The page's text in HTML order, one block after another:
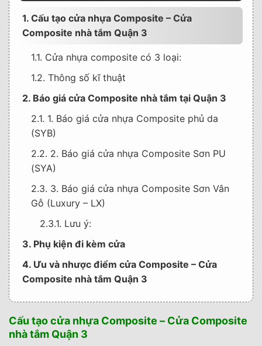
1. Cấu tạo cửa nhựa Composite – Cửa
Composite nhà tắm Quận 3
1.1. Cửa nhựa composite có 3 loại:
1.2. Thông số kĩ thuật
2. Báo giá cửa Composite nhà tắm tại Quận 3
2.1. 1. Báo giá cửa nhựa Composite phủ da
(SYB)
2.2. 2. Báo giá cửa nhựa Composite Sơn PU
(SYA)
2.3. 3. Báo giá cửa nhựa Composite Sơn Vân
Gỗ (Luxury – LX)
2.3.1. Lưu ý:
3. Phụ kiện đi kèm cửa
4. Ưu và nhược điểm cửa Composite – Cửa
Composite nhà tắm Quận 3
5. Thông tin liên hệ mua cửa – Cửa Composite
nhà tắm Quận 3
6. THÔNG TIN NHÀ CUNG CẤP
Cấu tạo cửa nhựa Composite – Cửa Composite
nhà tắm Quận 3